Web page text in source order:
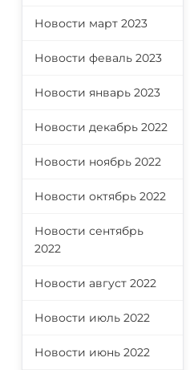
Новости март 2023
Новости феваль 2023
Новости январь 2023
Новости декабрь 2022
Новости ноябрь 2022
Новости октябрь 2022
Новости сентябрь
2022
Новости август 2022
Новости июль 2022
Новости июнь 2022